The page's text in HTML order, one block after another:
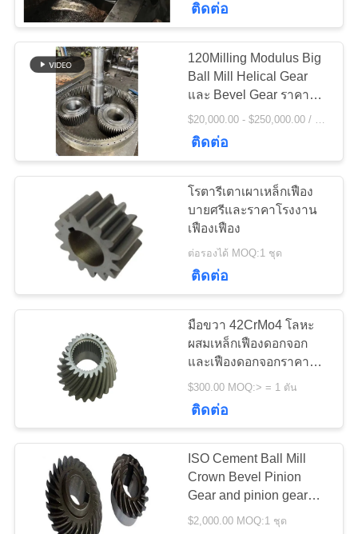
เกี่ยว
โรงงาน
ควบคุม
คุณภาพ
เรา
เฟืองเฟืองเกียร์เอียง
24
Girth Gear
97
หล่อและตีขึ้นรูป
255
ติดต่อ
120Milling Modulus Big
Ball Mill Helical Gear
และ Bevel Gear ราคา
โรงงาน
$20,000.00 - $250,000.00 / Set MOQ:1 ตั้ง / ชุด
ติดต่อ
โรตารีเตาเผาเหล็กเฟือง
บายศรีและราคาโรงงาน
เฟืองเฟือง
ต่อรองได้ MOQ:1 ชุด
ติดต่อ
มือขวา 42CrMo4 โลหะ
ผสมเหล็กเฟืองดอกจอก
และเฟืองดอกจอกราคา
โรงงาน
$300.00 MOQ:> = 1 ตัน
ติดต่อ
ISO Cement Ball Mill
Crown Bevel Pinion
Gear and pinion gear
ราคาโรงงาน
$2,000.00 MOQ:1 ชุด